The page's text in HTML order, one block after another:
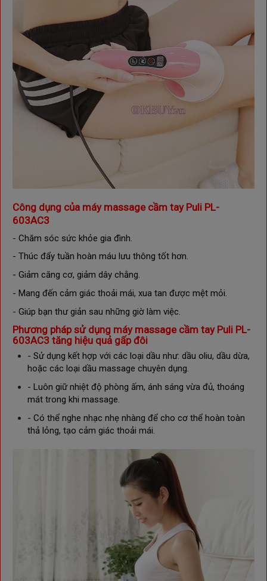
Công dụng của máy massage cầm tay Puli PL-
603AC3
- Chăm sóc sức khỏe gia đình.
- Thúc đẩy tuần hoàn máu lưu thông tốt hơn.
- Giảm căng cơ, giảm dây chằng.
- Mang đến cảm giác thoải mái, xua tan được mệt mỏi.
- Giúp bạn thư giản sau những giờ làm việc.
Phương pháp sử dụng máy massage cầm tay Puli PL-
603AC3 tăng hiệu quả gấp đôi
- Sử dụng kết hợp với các loại dầu như: dầu oliu, dầu dừa,
hoặc các loại dầu massage chuyên dụng.
- Luôn giữ nhiệt độ phòng ấm, ánh sáng vừa đủ, thoáng
mát trong khi massage.
- Có thể nghe nhạc nhẹ nhàng để cho cơ thể hoàn toàn
thả lỏng, tạo cảm giác thoải mái.